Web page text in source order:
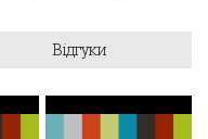
Відгуки